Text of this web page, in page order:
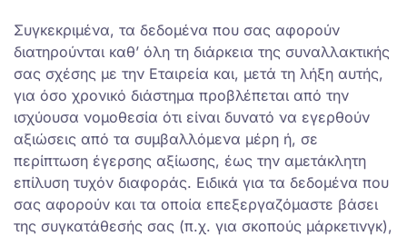
Συγκεκριμένα, τα δεδομένα που σας αφορούν
διατηρούνται καθ’ όλη τη διάρκεια της συναλλακτικής
σας σχέσης με την Εταιρεία και, μετά τη λήξη αυτής,
για όσο χρονικό διάστημα προβλέπεται από την
ισχύουσα νομοθεσία ότι είναι δυνατό να εγερθούν
αξιώσεις από τα συμβαλλόμενα μέρη ή, σε
περίπτωση έγερσης αξίωσης, έως την αμετάκλητη
επίλυση τυχόν διαφοράς. Ειδικά για τα δεδομένα που
σας αφορούν και τα οποία επεξεργαζόμαστε βάσει
της συγκατάθεσής σας (π.χ. για σκοπούς μάρκετινγκ),